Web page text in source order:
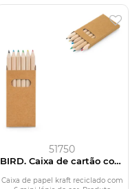
51750
BIRD. Caixa de cartão com
Caixa de papel kraft reciclado com